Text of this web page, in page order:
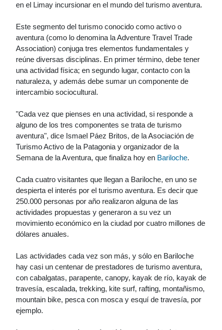
en el Limay incursionar en el mundo del turismo aventura.
Este segmento del turismo conocido como activo o
aventura (como lo denomina la Adventure Travel Trade
Association) conjuga tres elementos fundamentales y
reúne diversas disciplinas. En primer término, debe tener
una actividad física; en segundo lugar, contacto con la
naturaleza, y además debe sumar un componente de
intercambio sociocultural.
"Cada vez que pienses en una actividad, si responde a
alguno de los tres componentes se trata de turismo
aventura", dice Ismael Páez Britos, de la Asociación de
Turismo Activo de la Patagonia y organizador de la
Semana de la Aventura, que finaliza hoy en Bariloche.
Cada cuatro visitantes que llegan a Bariloche, en uno se
despierta el interés por el turismo aventura. Es decir que
250.000 personas por año realizaron alguna de las
actividades propuestas y generaron a su vez un
movimiento económico en la ciudad por cuatro millones de
dólares anuales.
Las actividades cada vez son más, y sólo en Bariloche
hay casi un centenar de prestadores de turismo aventura,
con cabalgatas, parapente, canopy, kayak de río, kayak de
travesía, escalada, trekking, kite surf, rafting, montañismo,
mountain bike, pesca con mosca y esquí de travesía, por
ejemplo.